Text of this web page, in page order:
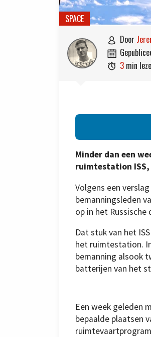
SPACE
 door

 3 min
Minder dan een
ruimtestation
Volgens een
bemanningsleden
op in het
Dat stuk van het
het ruimtestation.
bemanning alsook
batterijen van het
Een week geleden
bepaalde plaatsen